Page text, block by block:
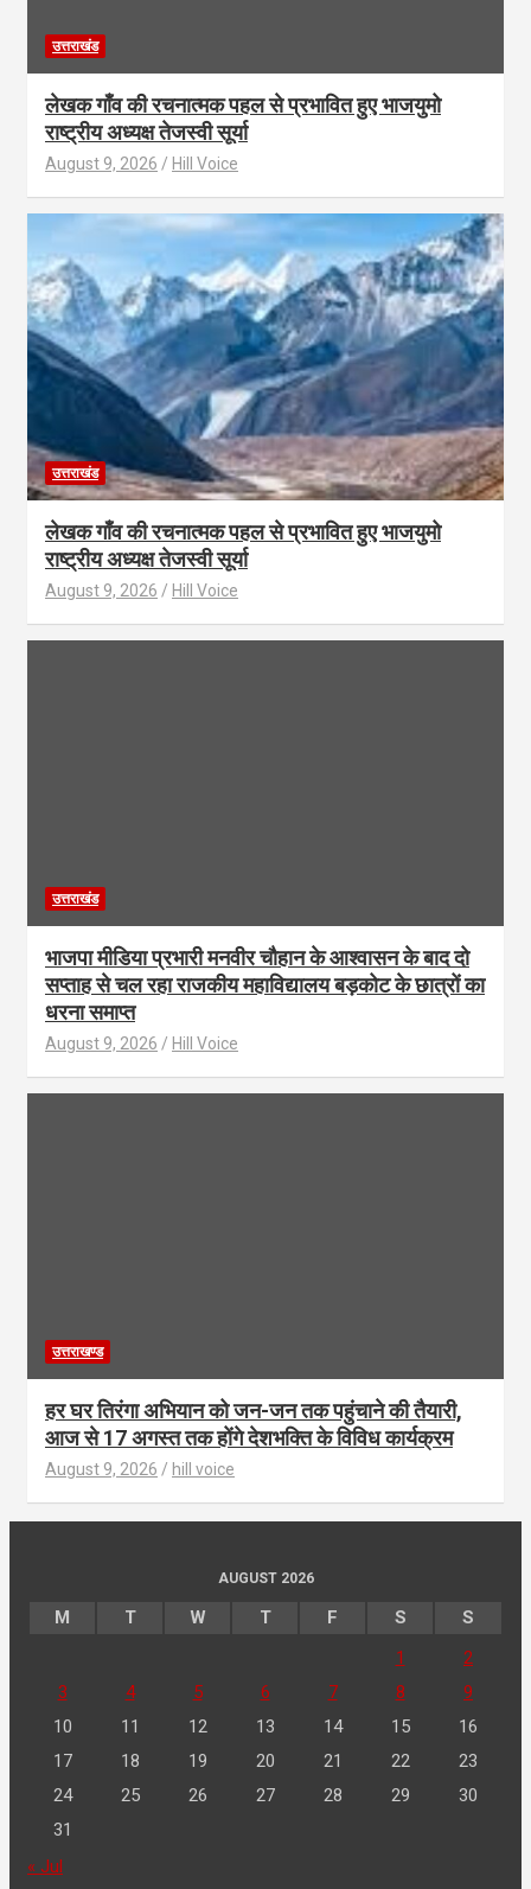
उत्तराखंड
लेखक गाँव की रचनात्मक पहल से प्रभावित हुए भाजयुमो
राष्ट्रीय अध्यक्ष तेजस्वी सूर्या
August 9, 2026 Hill Voice
उत्तराखंड
लेखक गाँव की रचनात्मक पहल से प्रभावित हुए भाजयुमो
राष्ट्रीय अध्यक्ष तेजस्वी सूर्या
August 9, 2026 Hill Voice
उत्तराखंड
भाजपा मीडिया प्रभारी मनवीर चौहान के आश्वासन के बाद दो
सप्ताह से चल रहा राजकीय महाविद्यालय बड़कोट के छात्रों का
धरना समाप्त
August 9, 2026 Hill Voice
उत्तराखण्ड
हर घर तिरंगा अभियान को जन-जन तक पहुंचाने की तैयारी,
आज से 17 अगस्त तक होंगे देशभक्ति के विविध कार्यक्रम
August 9, 2026 hill voice
AUGUST 2026
M T W T F S
S
1
2
3
4 5 6 7 8
9
10
11 12 13 14 15
16
17
18 19 20 21 22
23
24
25 26 27 28 29
30
31
« Jul